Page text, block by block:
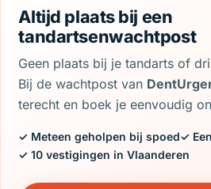
Altijd plaats bij een
tandartsenwachtpost
Geen plaats bij je tandarts of
Bij de wachtpost van
terecht en boek je eenvoudig
✓ Meteen geholpen bij spoed✓
✓ 10 vestigingen in Vlaanderen